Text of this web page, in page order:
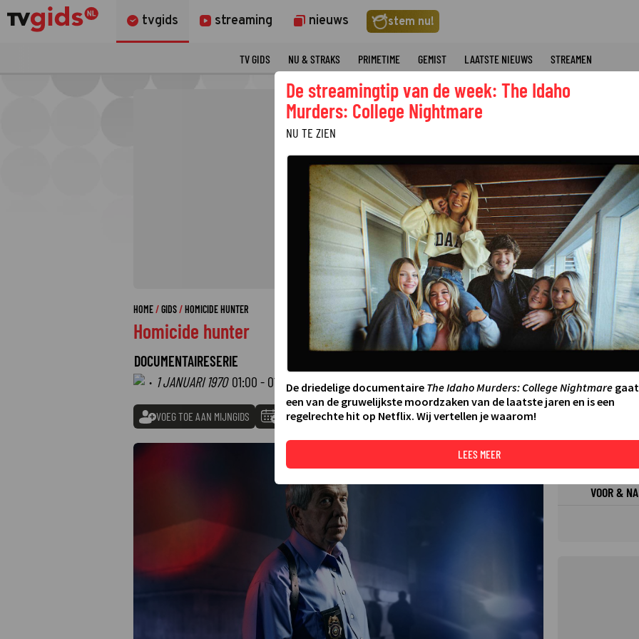
tvgids streaming nieuws stem nu!
TV GIDS NU & STRAKS PRIMETIME GEMIST LAATSTE NIEUWS STREAMEN
HOME GIDS HOMICIDE HUNTER
Homicide hunter
DOCUMENTAIRESERIE
· 1 JANUARI 1970 01:00 - 01:00
VOEG TOE AAN MIJNGIDS TOEVOEGEN AAN AGENDA DELEN
FILMS
DE
VOOR &
De streamingtip van de week: The Idaho
Murders: College Nightmare
NU TE ZIEN
De driedelige documentaire The Idaho Murders: College Nightmaregaat
een van de gruwelijkste moordzaken van de laatste jaren en is een
regelrechte hit op Netflix. Wij vertellen je waarom!
LEES MEER